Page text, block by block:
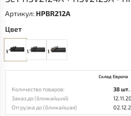
Артикул: HPBR212A
Цвет
Склад Европа
Количество товаров:
38 шт.
Заказ до (ближайший)
Отгрузка до (ближайшая)